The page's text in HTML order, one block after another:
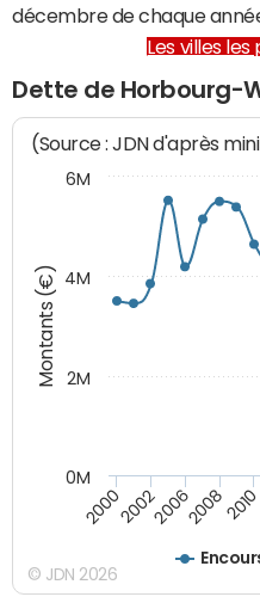
décembre de chaque
Les villes
Dette de Horbourg-
Montants (€)
(Source : JDN d'après
20002002200620082010
0M
2M
4M
6M
© JDN 2026